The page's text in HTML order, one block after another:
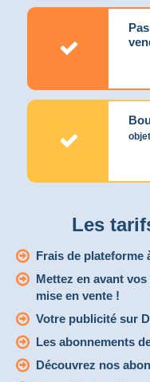
Les
Frais de plateforme
Mettez en avant
mise en vente !
Votre publicité sur
Les abonnements
Découvrez nos